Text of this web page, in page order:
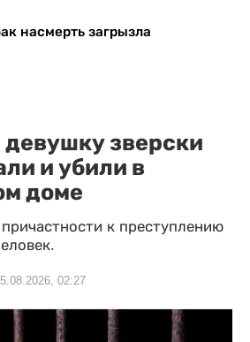
насмерть загрызла
зверски
и убили в
доме
к преступлению
02:27